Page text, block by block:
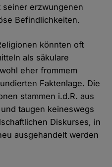
erzwungenen
Befindlichkeiten.
könnten oft
als säkulare
eher frommem
Faktenlage. Die
stammen i.d.R. aus
taugen keineswegs
Diskurses, in
ausgehandelt werden